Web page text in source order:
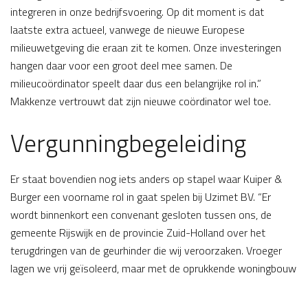
integreren in onze bedrijfsvoering. Op dit moment is dat
laatste extra actueel, vanwege de nieuwe Europese
milieuwetgeving die eraan zit te komen. Onze investeringen
hangen daar voor een groot deel mee samen. De
milieucoördinator speelt daar dus een belangrijke rol in.”
Makkenze vertrouwt dat zijn nieuwe coördinator wel toe.
Vergunningbegeleiding
Er staat bovendien nog iets anders op stapel waar Kuiper &
Burger een voorname rol in gaat spelen bij Uzimet BV. “Er
wordt binnenkort een convenant gesloten tussen ons, de
gemeente Rijswijk en de provincie Zuid-Holland over het
terugdringen van de geurhinder die wij veroorzaken. Vroeger
lagen we vrij geïsoleerd, maar met de oprukkende woningbouw